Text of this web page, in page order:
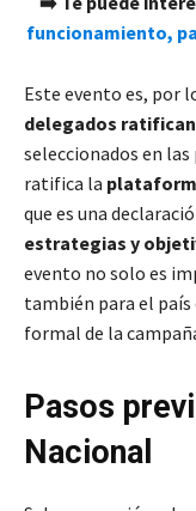
funcionamiento,
Este evento es, por
delegados
seleccionados en
ratifica la
que es una
estrategias y
evento no solo es
también para el país
formal de la
Pasos
Nacional